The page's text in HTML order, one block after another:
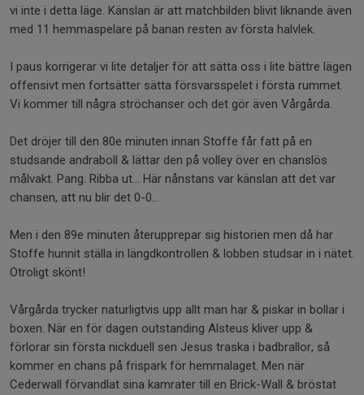
vi inte i detta läge. Känslan är att matchbilden blivit liknande även
med 11 hemmaspelare på banan resten av första halvlek.
I paus korrigerar vi lite detaljer för att sätta oss i lite bättre lägen
offensivt men fortsätter sätta försvarsspelet i första rummet.
Vi kommer till några ströchanser och det gör även Vårgårda.
Det dröjer till den 80e minuten innan Stoffe får fatt på en
studsande andraboll & lättar den på volley över en chanslös
målvakt. Pang. Ribba ut… Här nånstans var känslan att det var
chansen, att nu blir det 0-0…
Men i den 89e minuten återupprepar sig historien men då har
Stoffe hunnit ställa in längdkontrollen & lobben studsar in i nätet.
Otroligt skönt!
Vårgårda trycker naturligtvis upp allt man har & piskar in bollar i
boxen. När en för dagen outstanding Alsteus kliver upp &
förlorar sin första nickduell sen Jesus traska i badbrallor, så
kommer en chans på frispark för hemmalaget. Men när
Cederwall förvandlat sina kamrater till en Brick-Wall & bröstat